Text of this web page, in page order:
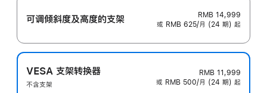
可调倾斜度及高‍度的支‍架
RMB 14,999
或 RMB 625/月 (24 期) 起
VESA 支架转换器
不含支架
RMB 11,999
或 RMB 500/月 (24 期) 起